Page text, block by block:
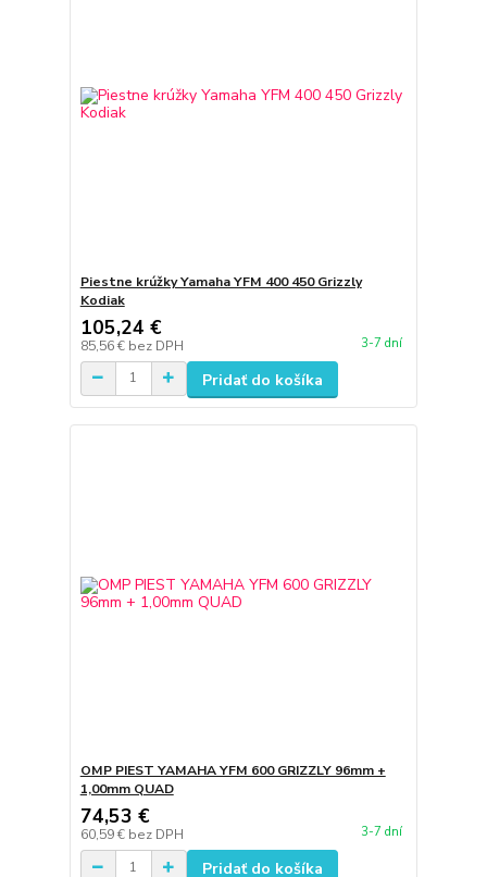
Piestne krúžky Yamaha YFM 400 450 Grizzly
Kodiak
105,24 €
85,56 € bez DPH 3-7 dní
Pridať do košíka
OMP PIEST YAMAHA YFM 600 GRIZZLY 96mm +
1,00mm QUAD
74,53 €
60,59 € bez DPH 3-7 dní
Pridať do košíka